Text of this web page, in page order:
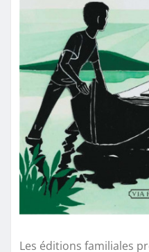
Les éditions familiales